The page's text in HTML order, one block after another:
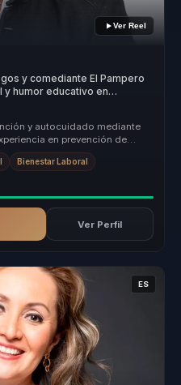
Ver Reel
y comediante El Pampero
y humor educativo en
para equipos.
y autocuidado mediante
en prevención de
Bienestar Laboral
Ver Perfil
ES